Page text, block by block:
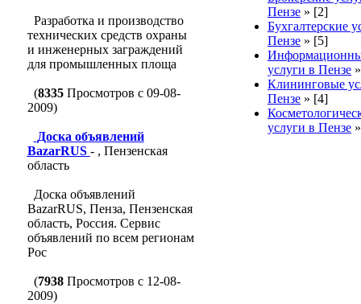
Разработка и производство
технических средств охраны
и инженерных заграждений
для промышленных площа
(8335Просмотров с 09-08-
2009)
Доска объявлений
BazarRUS - , Пензенская
область
Доска объявлений
BazarRUS, Пенза, Пензенская
область, Россия. Сервис
объявлений по всем регионам
Рос
(7938Просмотров с 12-08-
2009)
Пензе » [2]
Бухгалтерские
Пензе » [5]
услуги в Пензе
Клининговые
Пензе » [4]
услуги в Пензе